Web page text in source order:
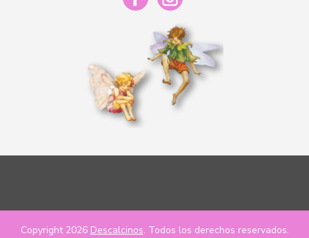
Copyright 2026 Descalcinos. Todos los derechos reservados.